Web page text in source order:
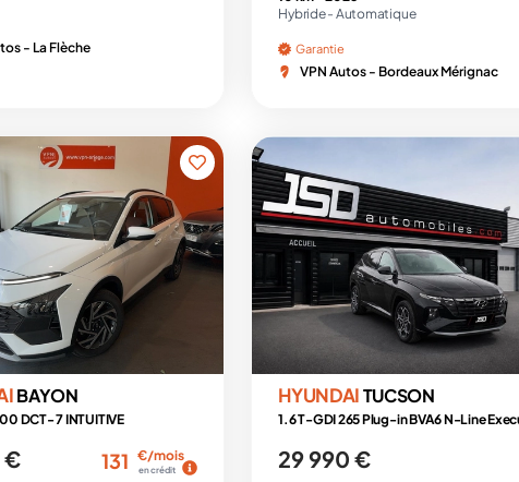
- La Flèche
Hybride - Automatique
Garantie
VPN Autos - Bordeaux Mérignac
BAYON
DCT- 7 INTUITIVE
€ 131 €/mois
en crédit
HYUNDAITUCSON
29 990 €